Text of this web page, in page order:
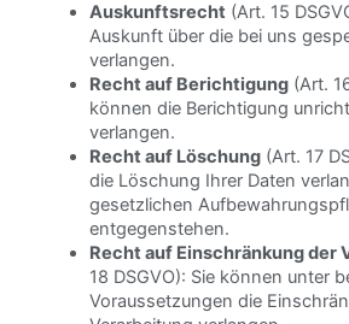
Auskunftsrecht(Art. 15
Auskunft über die bei uns
verlangen.
Recht auf Berichtigung(Art.
können die Berichtigung
verlangen.
Recht auf Löschung(Art. 17
die Löschung Ihrer Daten
gesetzlichen
entgegenstehen.
Recht auf Einschränkung der
18 DSGVO): Sie können unter
Voraussetzungen die